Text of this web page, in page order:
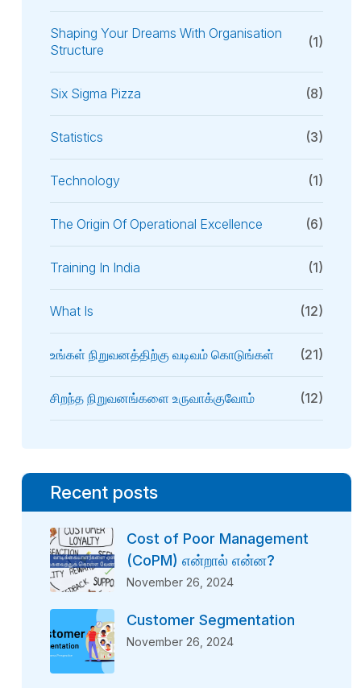
Shaping Your Dreams With Organisation
Structure
(1)
Six Sigma Pizza (8)
Statistics (3)
Technology (1)
The Origin Of Operational Excellence (6)
Training In India (1)
What Is (12)
உங்கள் நிறுவனத்திற்கு வடிவம் கொடுங்கள் (21)
சிறந்த நிறுவனங்களை உருவாக்குவோம் (12)
Recent posts
Cost of Poor Management
(CoPM) என்றால் என்ன?
November 26, 2024
Customer Segmentation
November 26, 2024